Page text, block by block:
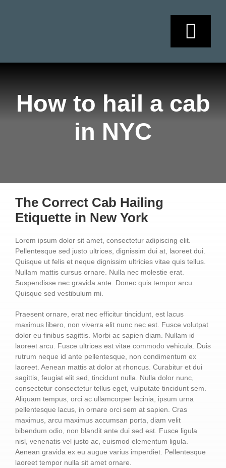
SOBRE
ESCRÍBENOS
How to hail a cab
in NYC
The Correct Cab Hailing
Etiquette in New York
Lorem ipsum dolor sit amet, consectetur adipiscing elit.
Pellentesque sed justo ultrices, dignissim dui at, laoreet dui.
Quisque ut felis et neque dignissim ultricies vitae quis tellus.
Nullam mattis cursus ornare. Nulla nec molestie erat.
Suspendisse nec gravida ante. Donec quis tempor arcu.
Quisque sed vestibulum mi.
Praesent ornare, erat nec efficitur tincidunt, est lacus
maximus libero, non viverra elit nunc nec est. Fusce volutpat
dolor eu finibus sagittis. Morbi ac sapien diam. Nullam id
laoreet arcu. Fusce ultrices est vitae commodo vehicula. Duis
rutrum neque id ante pellentesque, non condimentum ex
laoreet. Aenean mattis at dolor at rhoncus. Curabitur et dui
sagittis, feugiat elit sed, tincidunt nulla. Nulla dolor nunc,
consectetur consectetur tellus eget, vulputate tincidunt sem.
Aliquam tempus, orci ac ullamcorper lacinia, ipsum urna
pellentesque lacus, in ornare orci sem at sapien. Cras
maximus, arcu maximus accumsan porta, diam velit
bibendum odio, non blandit ante dui sed est. Fusce ligula
nisl, venenatis vel justo ac, euismod elementum ligula.
Aenean gravida ex eu augue varius imperdiet. Pellentesque
laoreet tempor nulla sit amet ornare.